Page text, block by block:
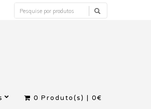
0 Produto(s) |0€